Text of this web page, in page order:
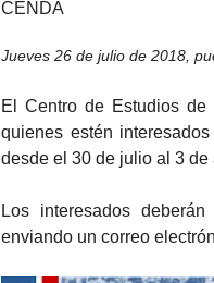
CENDA
Jueves 26 de julio de 2018
El Centro de Estudios
quienes estén
desde el 30 de julio al 3 de
Los interesados
enviando un correo